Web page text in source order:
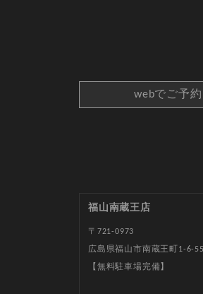
webでご予
福山南蔵王店
〒721-0973
広島県福山市南蔵王町1-6-
【無料駐車場完備】